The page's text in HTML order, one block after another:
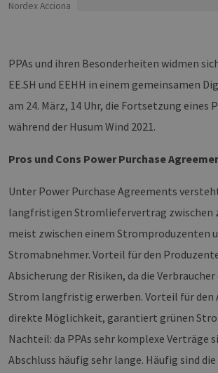
Nordex Acciona
PPAs und ihren Besonderheiten widmen
EE.SH und EEHH in einem gemeinsamen
am 24. März, 14 Uhr, die Fortsetzung eines
während der Husum Wind 2021.
Pros und Cons Power Purchase
Unter Power Purchase Agreements
langfristigen Stromliefervertrag zwischen
meist zwischen einem Stromproduzenten
Stromabnehmer. Vorteil für den
Absicherung der Risiken, da die
Strom langfristig erwerben. Vorteil für den
direkte Möglichkeit, garantiert grünen
Nachteil: da PPAs sehr komplexe Verträge
Abschluss häufig sehr lange. Häufig sind